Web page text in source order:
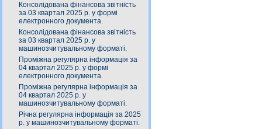
Консолідована фінансова звітність
за 03 квартал 2025 р. у формі
електронного документа.
Консолідована фінансова звітність
за 03 квартал 2025 р. у
машинозчитувальному форматі.
Проміжна регулярна інформація за
04 квартал 2025 р. у формі
електронного документа.
Проміжна регулярна інформація за
04 квартал 2025 р. у
машинозчитувальному форматі.
Річна регулярна інформація за 2025
р. у машинозчитувальному форматі.